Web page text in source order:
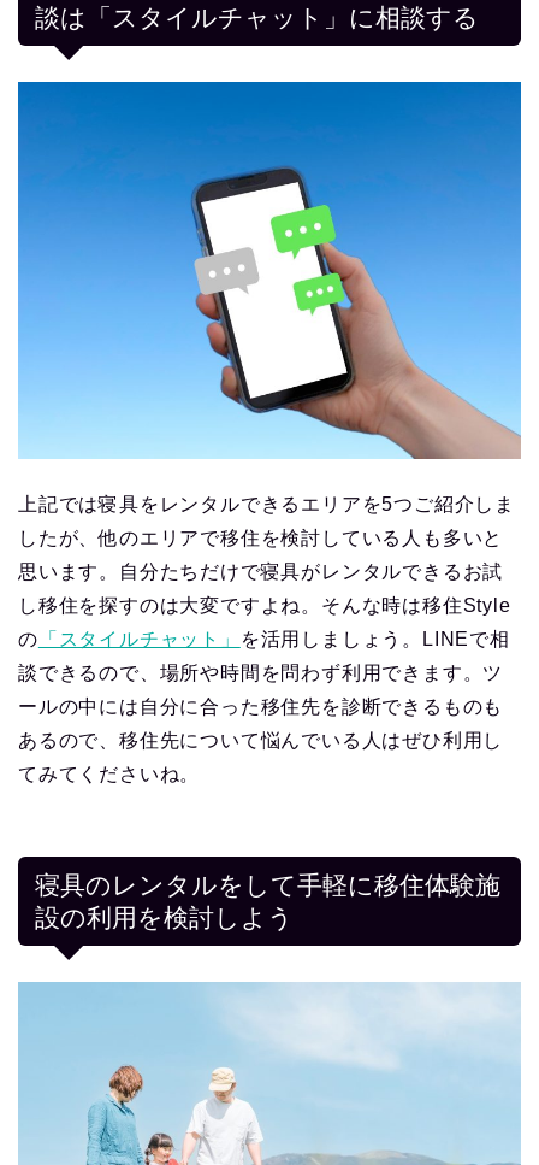
談は「スタイルチャット」に相談する
上記では寝具をレンタルできるエリアを5つご紹介しま
したが、他のエリアで移住を検討している人も多いと
思います。自分たちだけで寝具がレンタルできるお試
し移住を探すのは大変ですよね。そんな時は移住Style
の 「スタイルチャット」
を活用しましょう。LINEで相
談できるので、場所や時間を問わず利用できます。ツ
ールの中には自分に合った移住先を診断できるものも
あるので、移住先について悩んでいる人はぜひ利用し
てみてくださいね。
寝具のレンタルをして手軽に移住体験施
設の利用を検討しよう